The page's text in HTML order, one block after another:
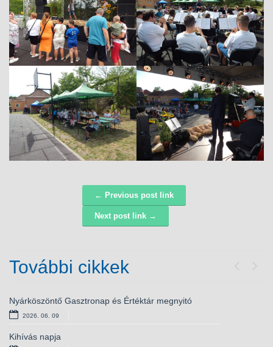
Navigáció ← Previous post link
Next post link →
További cikkek
Nyárköszöntő Gasztronap és Értéktár megnyitó
2026. 06. 09
Kihívás napja
Tojásfa-verseny
2026. 04. 14